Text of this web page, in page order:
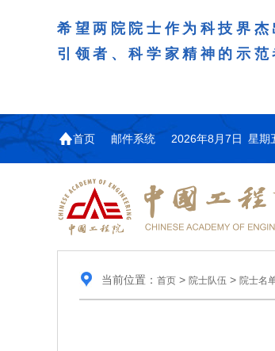
希望两院院士作为科技界
引领者、科学家精神的示
首页 邮件系统 2026年8月7日 星期
当前位置： 首页> 院士队伍 > 院士名